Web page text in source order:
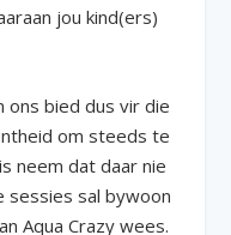
jou kind(ers)
ons bied dus vir die
om steeds te
neem dat daar nie
sessies sal bywoon
Aqua Crazy wees.